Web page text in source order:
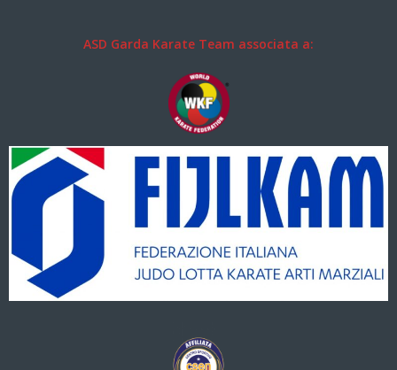
ASD Garda Karate Team associata a: